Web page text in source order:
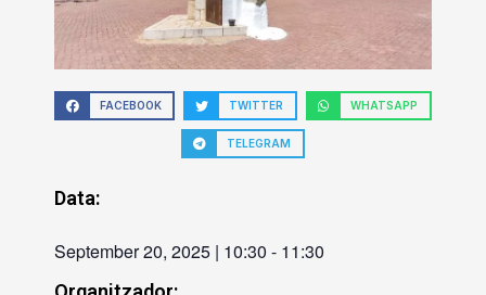
FACEBOOK TWITTER WHATSAPP
TELEGRAM
Data:
September 20, 2025 | 10:30 - 11:30